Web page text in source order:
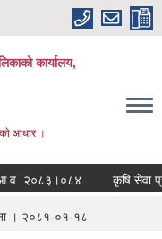
कार्यालय,
आधार ।
२०८३।०८४ कृषि सेवा
। २०८१-०१-१८